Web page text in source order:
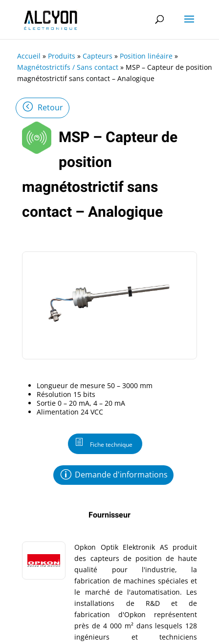
Accueil » Produits » Capteurs » Position linéaire »
Magnétostrictifs / Sans contact » MSP – Capteur de position
magnétostrictif sans contact – Analogique
Retour
MSP – Capteur de
position
magnétostrictif sans
contact – Analogique
Longueur de mesure 50 – 3000 mm
Résolution 15 bits
Sortie 0 – 20 mA, 4 – 20 mA
Alimentation 24 VCC
Fiche technique
Demande d'informations
Fournisseur
Opkon Optik Elektronik AS produit
des capteurs de position de haute
qualité pour l'industrie, la
fabrication de machines spéciales et
le marché de l'automatisation. Les
installations de R&D et de
fabrication d'Opkon représentent
près de 4 000 m² dans lesquels 128
ingénieurs et techniciens